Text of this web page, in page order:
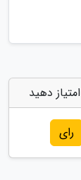
رای